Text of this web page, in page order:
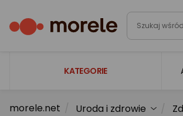
KATEGORIE
Laptopy
morele.net Uroda i zdrowie